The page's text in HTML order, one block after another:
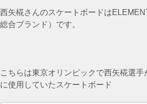
西矢椛さんのスケートボードは
総合ブランド）です。
こちらは東京オリンピックで西矢椛選
に使用していたスケートボード